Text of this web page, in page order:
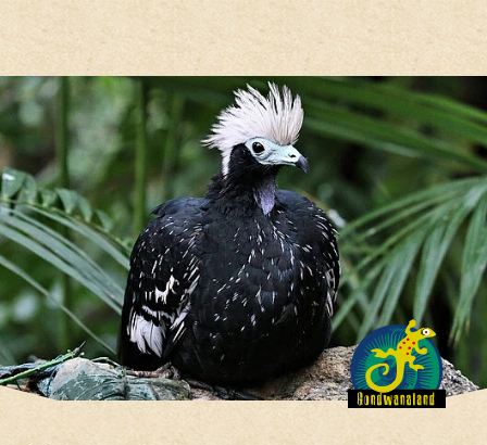
Hauptregion der Seite